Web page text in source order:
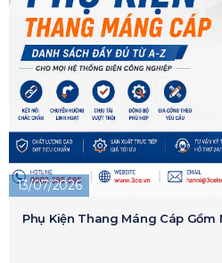
13/07/2026
Phụ Kiện Thang Máng Cáp Gồm